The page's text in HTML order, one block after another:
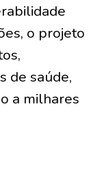
o projeto
de saúde,
a milhares